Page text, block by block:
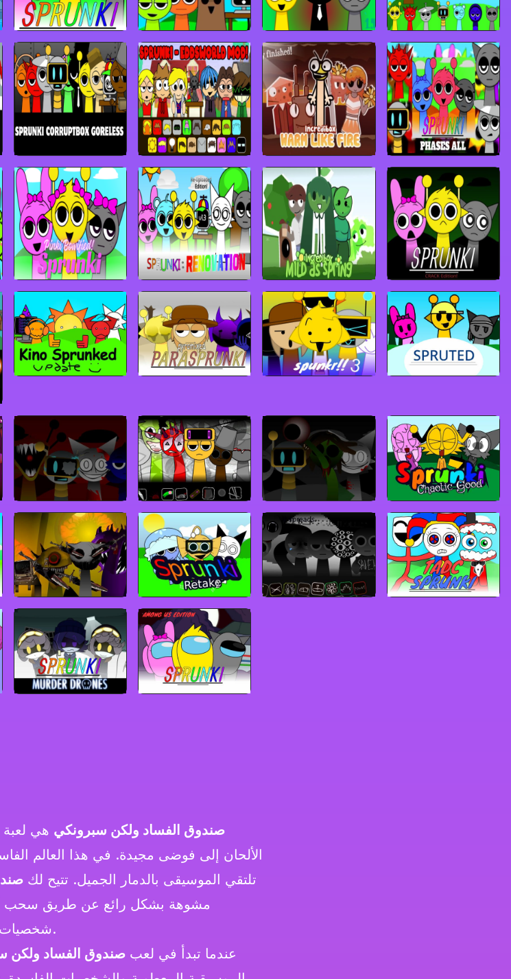
صندوق الفساد ولكن سبرونكي هي
الألحان إلى فوضى مجيدة. في هذا العالم
تلتقي الموسيقى بالدمار الجميل. تتيح لك
مشوهة بشكل رائع عن طريق سحب
شخصيات فاسدة ترقص على إيقاعاتك الفوضوية.
عندما تبدأ في لعب صندوق الفساد ولكن